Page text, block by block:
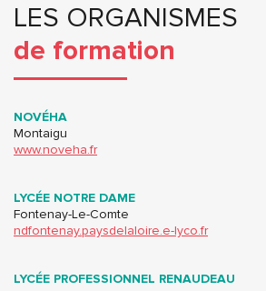
LES ORGANISMES
de formation
NOVÉHA
Montaigu
www.noveha.fr
LYCÉE NOTRE DAME
Fontenay-Le-Comte
ndfontenay.paysdelaloire.e-lyco.fr
LYCÉE PROFESSIONNEL RENAUDEAU